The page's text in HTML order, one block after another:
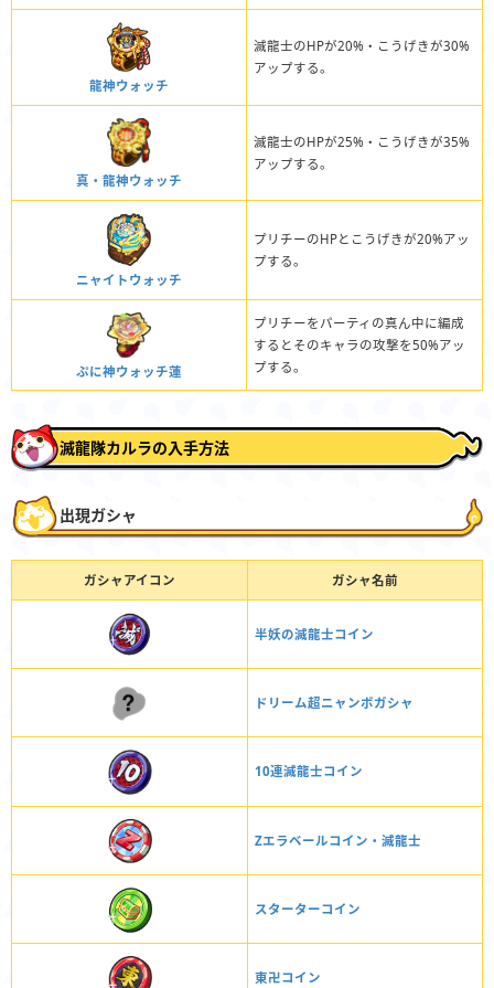
龍神ウォッチ
滅龍士のHPが20%・こうげきが30%
アップする。
真・龍神ウォッチ
滅龍士のHPが25%・こうげきが35%
アップする。
ニャイトウォッチ
プリチーのHPとこうげきが20%アッ
プする。
ぷに神ウォッチ蓮
プリチーをパーティの真ん中に編成
するとそのキャラの攻撃を50%アッ
プする。
滅龍隊カルラの入手方法
出現ガシャ
ガシャアイコン ガシャ名前
半妖の滅龍士コイン
ドリーム超ニャンボガシャ
10連滅龍士コイン
Zエラベールコイン・滅龍士
スターターコイン
東卍コイン